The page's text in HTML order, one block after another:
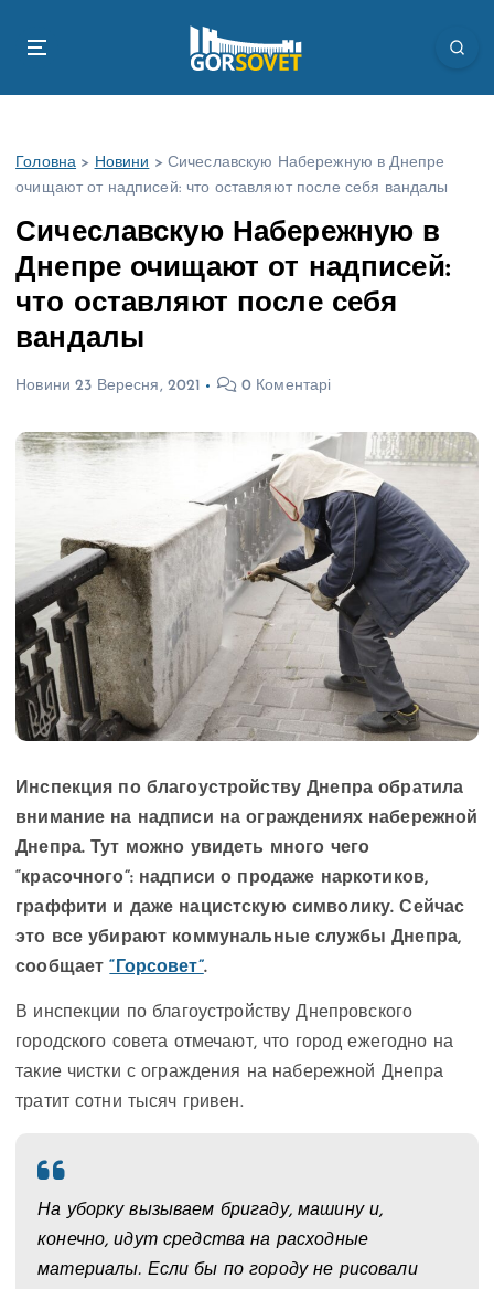
Головна > Новини > Сичеславскую Набережную в Днепре
очищают от надписей: что оставляют после себя вандалы
Сичеславскую Набережную в
Днепре очищают от надписей:
что оставляют после себя
вандалы
Новини 23 Вересня, 2021 0 Коментарі
Инспекция по благоустройству Днепра обратила
внимание на надписи на ограждениях набережной
Днепра. Тут можно увидеть много чего
“красочного”: надписи о продаже наркотиков,
граффити и даже нацистскую символику. Сейчас
это все убирают коммунальные службы Днепра,
сообщает“Горсовет”.
В инспекции по благоустройству Днепровского
городского совета отмечают, что город ежегодно на
такие чистки с ограждения на набережной Днепра
тратит сотни тысяч гривен.
На уборку вызываем бригаду, машину и,
конечно, идут средства на расходные
материалы. Если бы по городу не рисовали